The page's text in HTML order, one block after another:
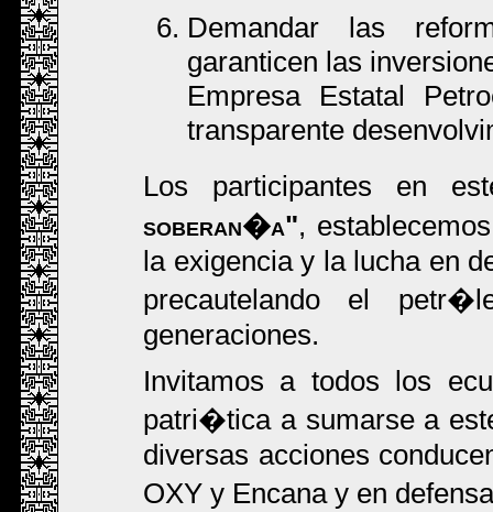
Demandar las
garanticen las
Empresa Estatal
transparente
Los participantes en
soberan�a",
la exigencia y la lucha en
precautelando el
generaciones.
Invitamos a todos los
patri�tica a sumarse a
diversas acciones
OXY y Encana y en